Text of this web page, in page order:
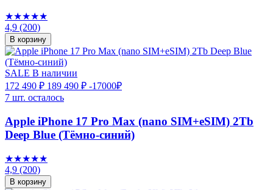
★★★★★
4,9 (200)
В корзину
SALE В наличии
172 490 ₽ 189 490 ₽ -17000₽
7 шт. осталось
Apple iPhone 17 Pro Max (nano SIM+eSIM) 2Tb
Deep Blue (Тёмно-синий)
★★★★★
4,9 (200)
В корзину